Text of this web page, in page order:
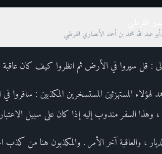
أبو عبد الله محمد بن أحمد الأنصاري القرطبي
: قل سيروا في الأرض ثم انظروا كيف كان
لهؤلاء المستهزئين المستسخرين المكذبين :
وهذا السفر مندوب إليه إذا كان على سبيل
، والعاقبة آخر الأمر . والمكذبون هنا من